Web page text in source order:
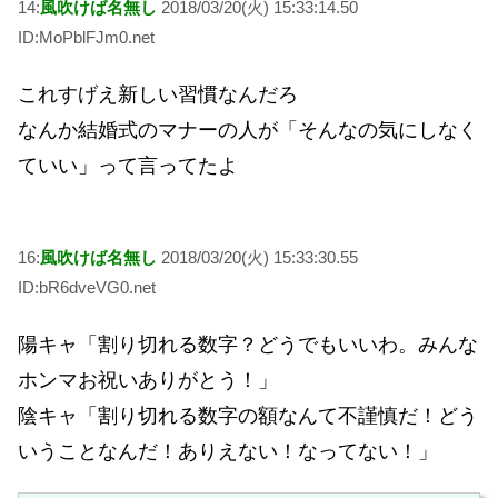
14:風吹けば名無し 2018/03/20(火) 15:33:14.50
ID:MoPblFJm0.net
これすげえ新しい習慣なんだろ
なんか結婚式のマナーの人が「そんなの気にしなく
ていい」って言ってたよ
16:風吹けば名無し 2018/03/20(火) 15:33:30.55
ID:bR6dveVG0.net
陽キャ「割り切れる数字？どうでもいいわ。みんな
ホンマお祝いありがとう！」
陰キャ「割り切れる数字の額なんて不謹慎だ！どう
いうことなんだ！ありえない！なってない！」